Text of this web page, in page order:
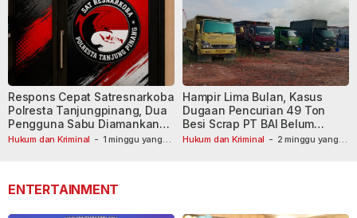
Hukum dan Kriminal - 1 minggu yang
Respons Cepat Satresnarkoba
Polresta Tanjungpinang, Dua
Pengguna Sabu Diamankan
Usai Dilaporkan ke Call Center
Hukum dan Kriminal - 2 minggu yang
Hampir Lima Bulan, Kasus
Dugaan Pencurian 49 Ton
Besi Scrap PT BAI Belum
Tetapkan Tersangka
ENTERTAINMENT